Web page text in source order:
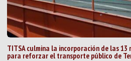
TITSA culmina la incorporación de las
para reforzar el transporte público de